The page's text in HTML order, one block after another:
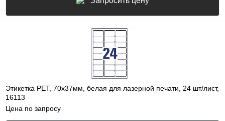
Этикетка PET, 70х37мм, белая для лазерной печати, 24 шт/лист,
16113
Цена по запросу